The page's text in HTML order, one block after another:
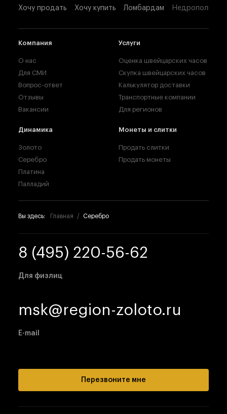
Хочу продать Хочу купить Ломбардам
Компания
О нас
Для СМИ
Вопрос-ответ
Отзывы
Вакансии
Услуги
Оценка швейцарских часов
Скупка швейцарских часов
Калькулятор доставки
Транспортные компании
Для регионов
Динамика
Золото
Серебро
Платина
Палладий
Монеты и слитки
Продать слитки
Продать монеты
Вы здесь: Главная Серебро
8 (495) 220-56-62
Для физлиц
msk@region-zoloto.ru
E-mail
Перезвоните мне